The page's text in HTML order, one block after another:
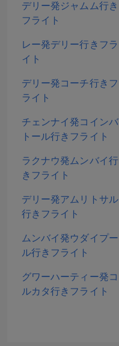
デリー発ジャムム行き
フライト
レー発デリー行きフラ
イト
デリー発コーチ行きフ
ライト
チェンナイ発コインバ
トール行きフライト
ラクナウ発ムンバイ行
きフライト
デリー発アムリトサル
行きフライト
ムンバイ発ウダイプー
ル行きフライト
グワーハーティー発コ
ルカタ行きフライト